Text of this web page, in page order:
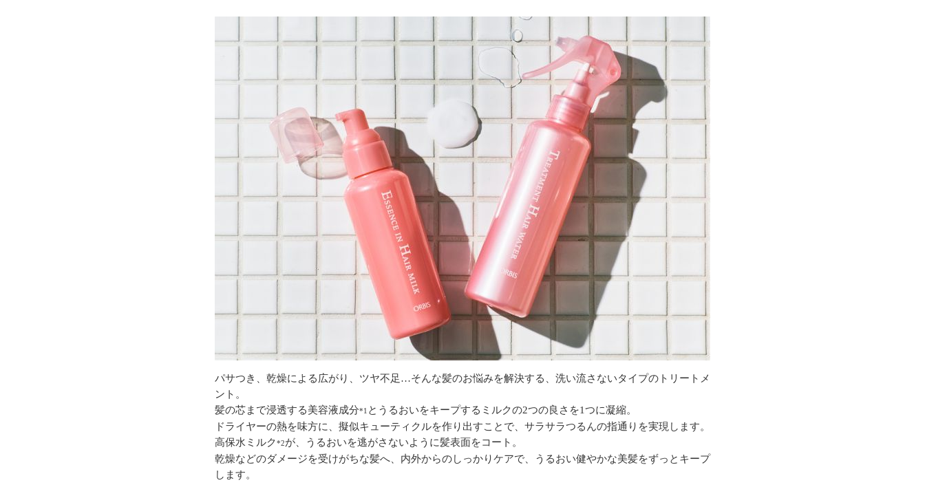
パサつき、乾燥による広がり、ツヤ不足…そんな髪のお悩みを解決する、洗い流さないタイプのトリートメ
ント。
髪の芯まで浸透する美容液成分*1 とうるおいをキープするミルクの2つの良さを1つに凝縮。
ドライヤーの熱を味方に、擬似キューティクルを作り出すことで、サラサラつるんの指通りを実現します。
高保水ミルク*2が、うるおいを逃がさないように髪表面をコート。
乾燥などのダメージを受けがちな髪へ、内外からのしっかりケアで、うるおい健やかな美髪をずっとキープ
します。